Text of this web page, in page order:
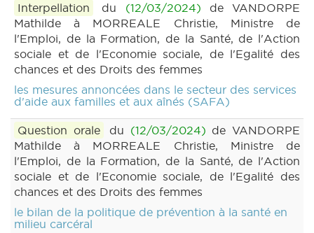
Interpellation du (12/03/2024) de VANDORPE
Mathilde à MORREALE Christie, Ministre de
l'Emploi, de la Formation, de la Santé, de l'Action
sociale et de l'Economie sociale, de l'Egalité des
chances et des Droits des femmes
les mesures annoncées dans le secteur des services
d'aide aux familles et aux aînés (SAFA)
Question orale du (12/03/2024) de VANDORPE
Mathilde à MORREALE Christie, Ministre de
l'Emploi, de la Formation, de la Santé, de l'Action
sociale et de l'Economie sociale, de l'Egalité des
chances et des Droits des femmes
le bilan de la politique de prévention à la santé en
milieu carcéral